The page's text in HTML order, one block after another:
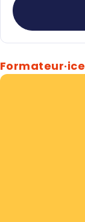
Formateur·ice